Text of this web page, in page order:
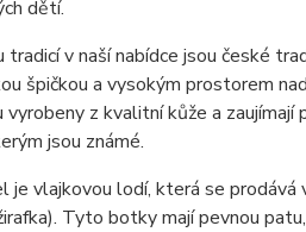
dětí.
v naší nabídce jsou české
špičkou a vysokým prostorem
z kvalitní kůže a zaujímají
jsou známé.
je vlajkovou lodí, která se
Tyto botky mají pevnou